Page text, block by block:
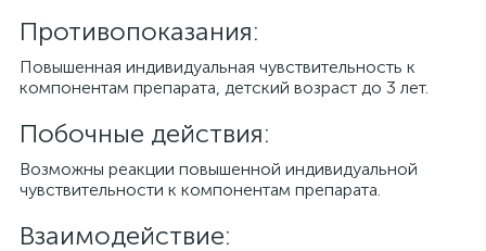
Противопоказания:
Повышенная индивидуальная чувствительность к
компонентам препарата, детский возраст до 3 лет.
Побочные действия:
Возможны реакции повышенной индивидуальной
чувствительности к компонентам препарата.
Взаимодействие: